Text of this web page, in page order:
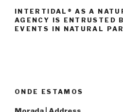
INTERTIDAL® AS A
AGENCY IS ENTRUSTED
EVENTS IN NATURAL
ONDE ESTAMOS